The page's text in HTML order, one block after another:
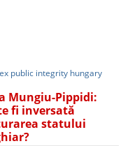
Mungiu-Pippidi:
fi inversată
statului